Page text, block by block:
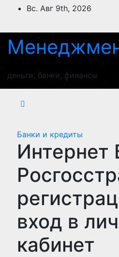
ПерейтиВс. Авг 9th, 2026
деньги, банки, финансы
Банки и кредиты
Интернет
вход в
кабинет